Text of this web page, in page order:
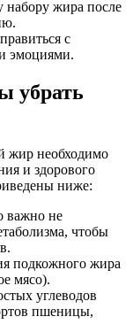
набору жира после
с
эмоциями.
убрать
жир необходимо
и здорового
ниже:
важно не
чтобы
подкожного жира
мясо).
углеводов
пшеницы,